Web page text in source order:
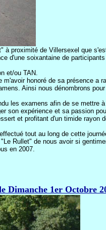
proximité de Villersexel que
d'une soixantaine de
et/ou TAN.
honoré de sa présence a
Ainsi nous dénombrons
les examens afin de se mettre
son expérience et sa passion
et profitant d'un timide rayon
tout au long de cette
Rullet" de nous avoir si
en 2007.
Dimanche 1er Octobre